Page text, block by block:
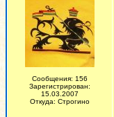
Сообщения: 156
Зарегистрирован:
15.03.2007
Откуда: Строгино